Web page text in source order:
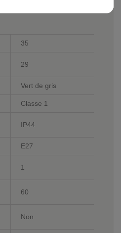
35
29
Vert de gris
Classe 1
IP44
E27
1
60
Non